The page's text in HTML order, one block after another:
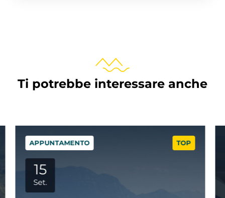
Ti potrebbe interessare anche
TOP
APPUNTAMENTO
29
Set.